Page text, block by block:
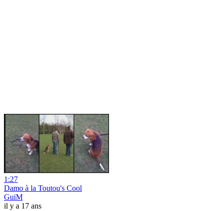
1:27
Damo à la Toutou's Cool
GuiM
il y a 17 ans